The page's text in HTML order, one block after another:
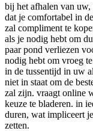
bij het afhalen van
dat je comfortabel in
zal compliment te
als je nodig hebt om
paar pond verliezen
nodig hebt om vroeg
in de tussentijd in uw
niet in staat om de
zal zijn. vraagt online
keuze te bladeren. in
duren, wat impliceert
zetten.